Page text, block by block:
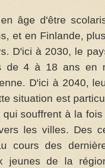
âge d'être
et en Finlande,
D'ici à 2030, le
de 4 à 18 ans en
D'ici à 2040,
situation est
souffrent à la
les villes. Des
cours des
jeunes de la